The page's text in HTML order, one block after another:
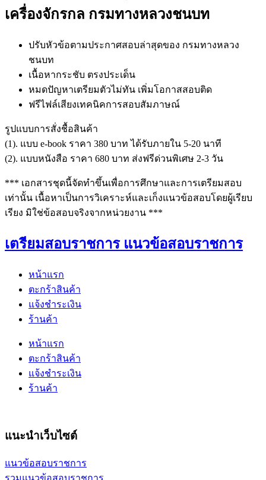
เครื่องจักรกล กรมทางหลวงชนบท
ปรับหัวข้อตามประกาศสอบล่าสุดของ กรมทางหลวง
ชนบท
เนื้อหากระชับ ตรงประเด็น
หมดปัญหาเตรียมตัวไม่ทัน เพิ่มโอกาสสอบติด
ฟรีไฟล์เสียงเทคนิคการสอบสัมภาษณ์
รูปแบบการสั่งชื้อสินค้า
(1). แบบ e-book ราคา 380 บาท ได้รับภายใน 5-20 นาที
(2). แบบหนังสือ ราคา 680 บาท ส่งฟรีด่วนพิเศษ 2-3 วัน
*** เอกสารชุดนี้จัดทำขึ้นเพื่อการศึกษาและการเตรียมสอบ
เท่านั้น เนื้อหาเป็นการวิเคราะห์และเก็งแนวข้อสอบโดยผู้เรียบ
เรียง มิใช่ข้อสอบจริงจากหน่วยงาน ***
เตรียมสอบราชการ แนวข้อสอบราชการ
หน้าแรก
ตะกร้าสินค้า
แจ้งชำระเงิน
ร้านค้า
หน้าแรก
ตะกร้าสินค้า
แจ้งชำระเงิน
ร้านค้า
แนะนำเว็บไซต์
แนวข้อสอบราชการ
รวมแนวข้อสอบราชการ